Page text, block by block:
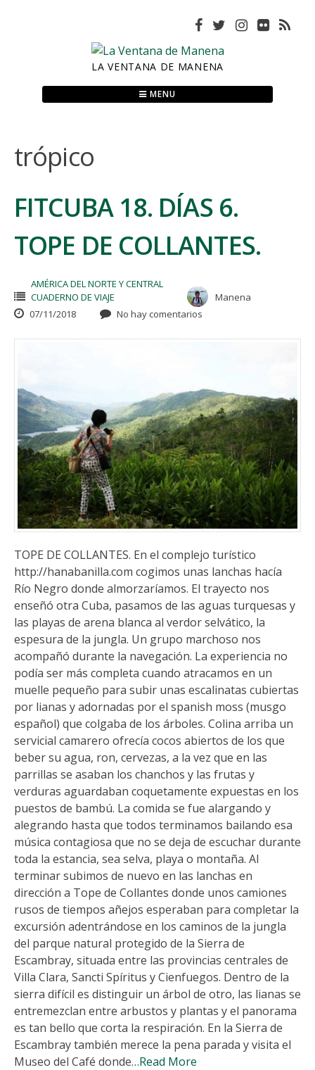
LA VENTANA DE MANENA
MENU
trópico
FITCUBA 18. DÍAS 6.
TOPE DE COLLANTES.
AMÉRICA DEL NORTE Y CENTRAL
CUADERNO DE VIAJE
Manena
07/11/2018
No hay comentarios
TOPE DE COLLANTES. En el complejo turístico
http://hanabanilla.com cogimos unas lanchas hacía
Río Negro donde almorzaríamos. El trayecto nos
enseñó otra Cuba, pasamos de las aguas turquesas y
las playas de arena blanca al verdor selvático, la
espesura de la jungla. Un grupo marchoso nos
acompañó durante la navegación. La experiencia no
podía ser más completa cuando atracamos en un
muelle pequeño para subir unas escalinatas cubiertas
por lianas y adornadas por el spanish moss (musgo
español) que colgaba de los árboles. Colina arriba un
servicial camarero ofrecía cocos abiertos de los que
beber su agua, ron, cervezas, a la vez que en las
parrillas se asaban los chanchos y las frutas y
verduras aguardaban coquetamente expuestas en los
puestos de bambú. La comida se fue alargando y
alegrando hasta que todos terminamos bailando esa
música contagiosa que no se deja de escuchar durante
toda la estancia, sea selva, playa o montaña. Al
terminar subimos de nuevo en las lanchas en
dirección a Tope de Collantes donde unos camiones
rusos de tiempos añejos esperaban para completar la
excursión adentrándose en los caminos de la jungla
del parque natural protegido de la Sierra de
Escambray, situada entre las provincias centrales de
Villa Clara, Sancti Spíritus y Cienfuegos. Dentro de la
sierra difícil es distinguir un árbol de otro, las lianas se
entremezclan entre arbustos y plantas y el panorama
es tan bello que corta la respiración. En la Sierra de
Escambray también merece la pena parada y visita el
Museo del Café donde…Read More